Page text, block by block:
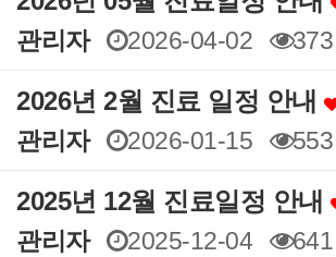
관리자
2026-04-02 373
2026년 2월 진료 일정 안내
관리자
2026-01-15 553
2025년 12월 진료일정 안내
관리자
2025-12-04 641